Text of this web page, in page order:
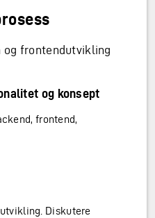
og frontendutvikling
og konsept
frontend,
Diskutere